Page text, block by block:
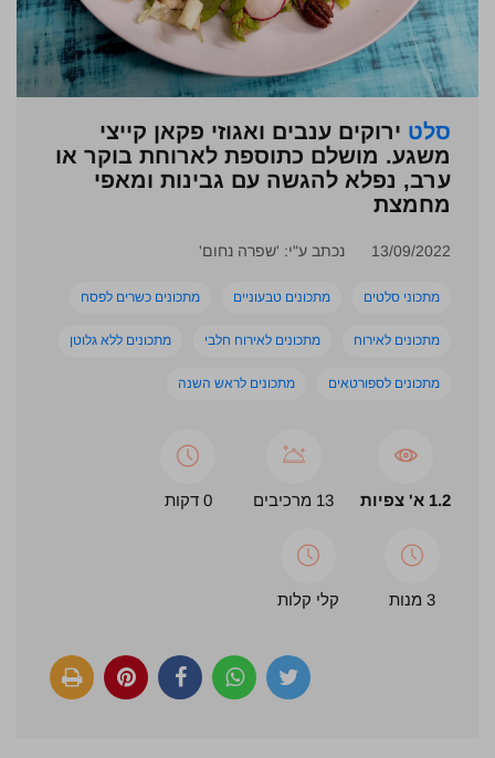
סלט ירוקים ענבים ואגוזי פקאן קייצי
משגע. מושלם כתוספת לארוחת בוקר או
ערב, נפלא להגשה עם גבינות ומאפי
מחמצת
13/09/2022 נכתב ע"י: 'שפרה נחום'
מתכוני סלטים מתכונים טבעוניים מתכונים כשרים לפסח
מתכונים לאירוח מתכונים לאירוח חלבי מתכונים ללא גלוטן
מתכונים לספורטאים מתכונים לראש השנה
1.2 א' צפיות 13 מרכיבים 0 דקות
3 מנות קלי קלות